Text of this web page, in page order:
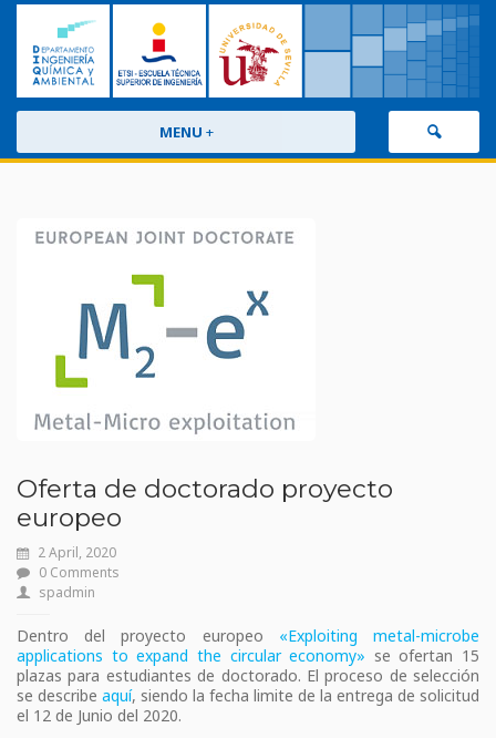
MENU +
Oferta de doctorado proyecto
europeo
2 April, 2020
0 Comments
spadmin
Dentro del proyecto europeo «Exploiting metal-microbe
applications to expand the circular economy» se ofertan 15
plazas para estudiantes de doctorado. El proceso de selección
se describe aquí, siendo la fecha limite de la entrega de solicitud
el 12 de Junio del 2020.